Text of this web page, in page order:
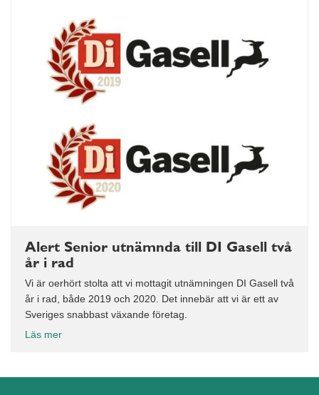
Alert Senior utnämnda till DI Gasell två
år i rad
Vi är oerhört stolta att vi mottagit utnämningen DI Gasell två
år i rad, både 2019 och 2020. Det innebär att vi är ett av
Sveriges snabbast växande företag.
Läs mer